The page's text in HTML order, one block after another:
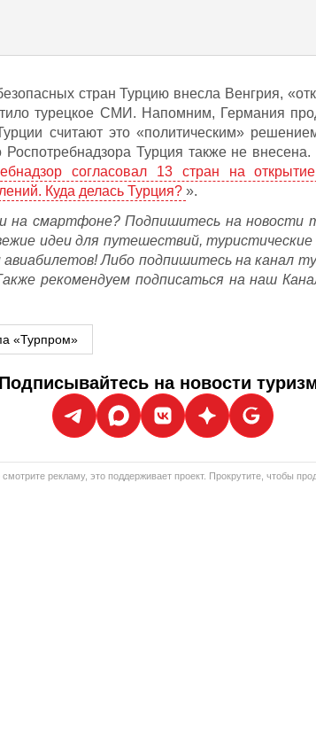
стран Турцию внесла Венгрия,
турецкое СМИ. Напомним, Германия
считают это «политическим»
Роспотребнадзора Турция также не
согласовал 13 стран на
Куда делась Турция? ».
на смартфоне? Подпишитесь на новости
идеи для путешествий, туристические
Либо подпишитесь на канал
рекомендуем подписаться на наш
«Турпром»
Подписывайтесь на новости
рекламу, это поддерживает проект. Прокрутите, чтобы